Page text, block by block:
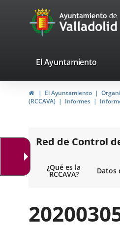
Portal
Web
Ayuntamiento
de
Valladolid
valladolid.es
El Ayuntamiento
InicioEl Ayuntamiento
(RCCAVA)
Informes
Red de Control
¿Qué es la
RCCAVA? Datos